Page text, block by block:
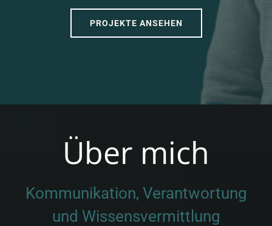
PROJEKTE ANSEHEN
Über mich
Kommunikation, Verantwortung
und Wissensvermittlung